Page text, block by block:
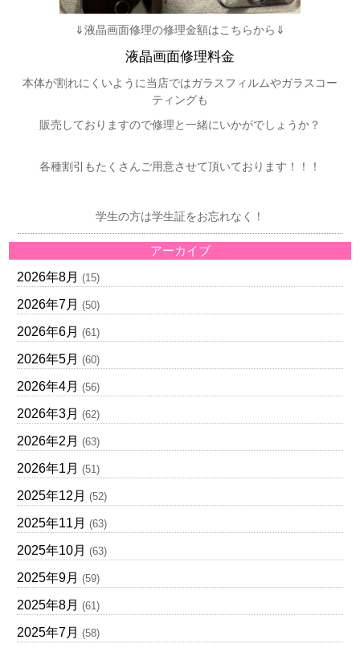
⇓液晶画面修理の修理金額はこちらから⇓
液晶画面修理料金
本体が割れにくいように当店ではガラスフィルムやガラスコー
ティングも
販売しておりますので修理と一緒にいかがでしょうか？
各種割引もたくさんご用意させて頂いております！！！
学生の方は学生証をお忘れなく！
アーカイブ
2026年8月 (15)
2026年7月 (50)
2026年6月 (61)
2026年5月 (60)
2026年4月 (56)
2026年3月 (62)
2026年2月 (63)
2026年1月 (51)
2025年12月 (52)
2025年11月 (63)
2025年10月 (63)
2025年9月 (59)
2025年8月 (61)
2025年7月 (58)